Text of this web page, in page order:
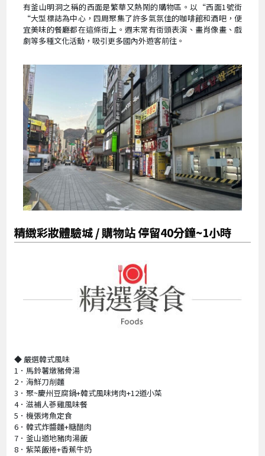
有釜山明洞之稱的西面是繁華又熱鬧的購物區。以“西面1號街
“大型標誌為中心，四周聚集了許多氣氛佳的咖啡館和酒吧，便
宜美味的餐廳都在這條街上。週末常有街頭表演、畫肖像畫、戲
劇等多種文化活動，吸引更多國內外遊客前往。
精緻彩妝體驗城 / 購物站 停留40分鐘~1小時
◆ 嚴選韓式風味
1．馬鈴薯燉豬骨湯
2．海鮮刀削麵
3．聚~慶州豆腐鍋+韓式風味烤肉+12道小菜
4．滋補人蔘雞風味餐
5．機張烤魚定食
6．韓式炸醬麵+糖醋肉
7．釜山道地豬肉湯飯
8．紫菜飯捲+香蕉牛奶